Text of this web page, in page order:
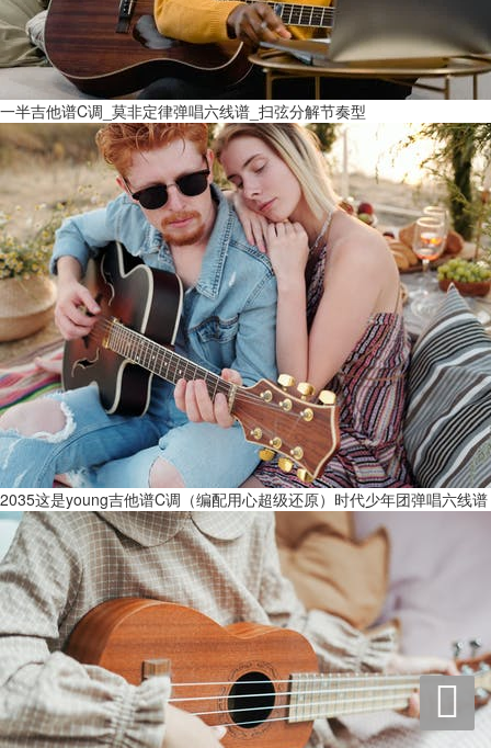
一半吉他谱C调_莫非定律弹唱六线谱_扫弦分解节奏型
2035这是young吉他谱C调（编配用心超级还原）时代少年团弹唱六线谱
